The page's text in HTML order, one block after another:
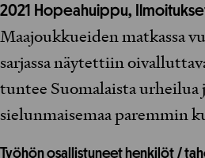
2021 Hopeahuippu,
Maajoukkueiden matkassa
sarjassa näytettiin
tuntee Suomalaista
sielunmaisemaa paremmin
Työhön osallistuneet henkilöt /